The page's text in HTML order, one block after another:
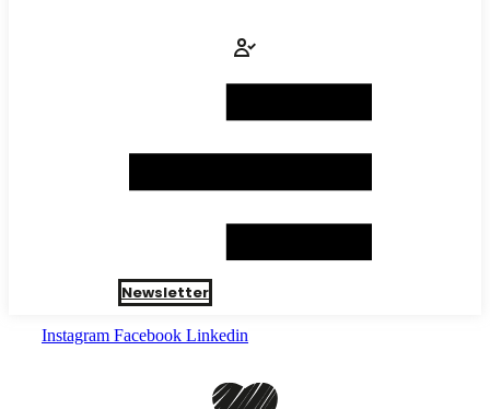
Newsletter
Instagram Facebook Linkedin